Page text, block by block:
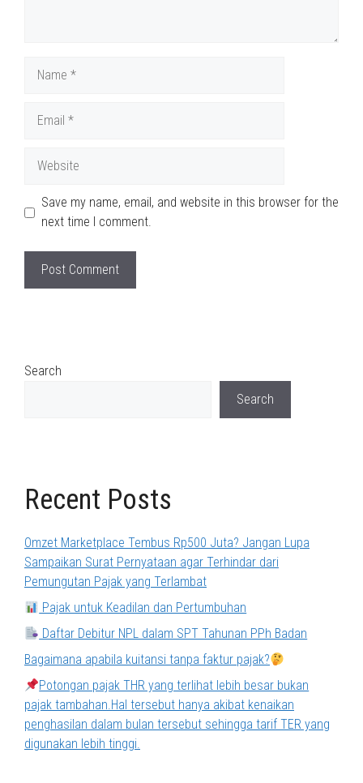
Save my name, email, and website in this browser for the
next time I comment.
Search
Search
Recent Posts
Omzet Marketplace Tembus Rp500 Juta? Jangan Lupa
Sampaikan Surat Pernyataan agar Terhindar dari
Pemungutan Pajak yang Terlambat
Pajak untuk Keadilan dan Pertumbuhan
Daftar Debitur NPL dalam SPT Tahunan PPh Badan
Bagaimana apabila kuitansi tanpa faktur pajak?
Potongan pajak THR yang terlihat lebih besar bukan
pajak tambahan.Hal tersebut hanya akibat kenaikan
penghasilan dalam bulan tersebut sehingga tarif TER yang
digunakan lebih tinggi.